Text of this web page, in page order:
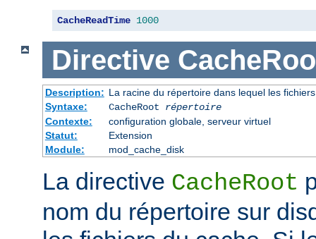
CacheReadTime 1000
Directive
Description: La racine du répertoire dans lequel les
Syntaxe:
CacheRoot répertoire
Contexte:
configuration globale, serveur virtuel
Statut:
Extension
Module:
mod_cache_disk
La directive CacheRoot
nom du répertoire sur